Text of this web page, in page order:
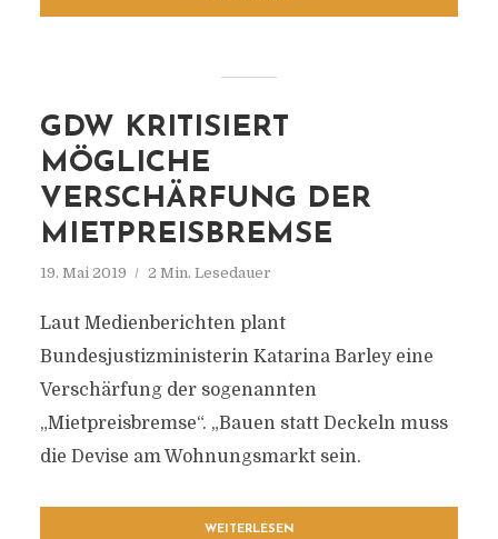
GDW KRITISIERT
MÖGLICHE
VERSCHÄRFUNG DER
MIETPREISBREMSE
19. Mai 2019 2 Min. Lesedauer
Laut Medienberichten plant
Bundesjustizministerin Katarina Barley eine
Verschärfung der sogenannten
„Mietpreisbremse“. „Bauen statt Deckeln muss
die Devise am Wohnungsmarkt sein.
WEITERLESEN